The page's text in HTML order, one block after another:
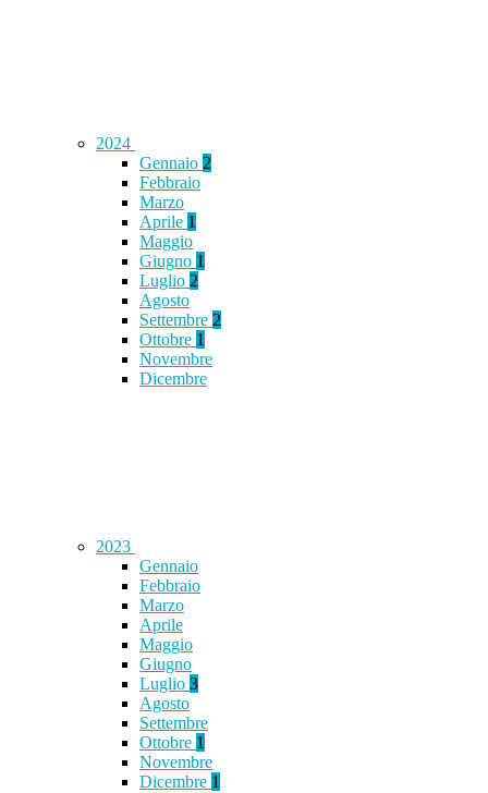
2024
Gennaio 2
Febbraio
Marzo
Aprile 1
Maggio
Giugno 1
Luglio 2
Agosto
Settembre 2
Ottobre 1
Novembre
Dicembre
2023
Gennaio
Febbraio
Marzo
Aprile
Maggio
Giugno
Luglio 3
Agosto
Settembre
Ottobre 1
Novembre
Dicembre 1